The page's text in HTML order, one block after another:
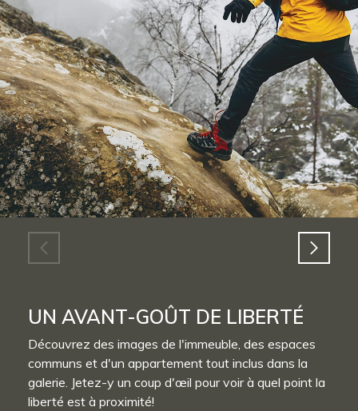
UN AVANT-GOÛT DE LIBERTÉ
Découvrez des images de l'immeuble, des espaces
communs et d'un appartement tout inclus dans la
galerie. Jetez-y un coup d'œil pour voir à quel point la
liberté est à proximité!